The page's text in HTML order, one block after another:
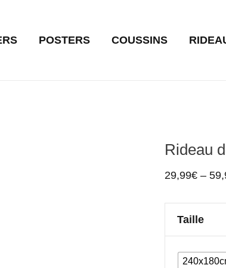
POSTERS COUSSINS
Rideau
29,99€ –
Taille
Rideau